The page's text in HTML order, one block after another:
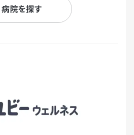
病院を探す